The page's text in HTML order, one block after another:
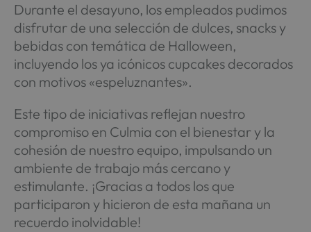
Durante el desayuno, los empleados pudimos
disfrutar de una selección de dulces, snacks y
bebidas con temática de Halloween,
incluyendo los ya icónicos cupcakes decorados
con motivos «espeluznantes».
Este tipo de iniciativas reflejan nuestro
compromiso en Culmia con el bienestar y la
cohesión de nuestro equipo, impulsando un
ambiente de trabajo más cercano y
estimulante. ¡Gracias a todos los que
participaron y hicieron de esta mañana un
recuerdo inolvidable!